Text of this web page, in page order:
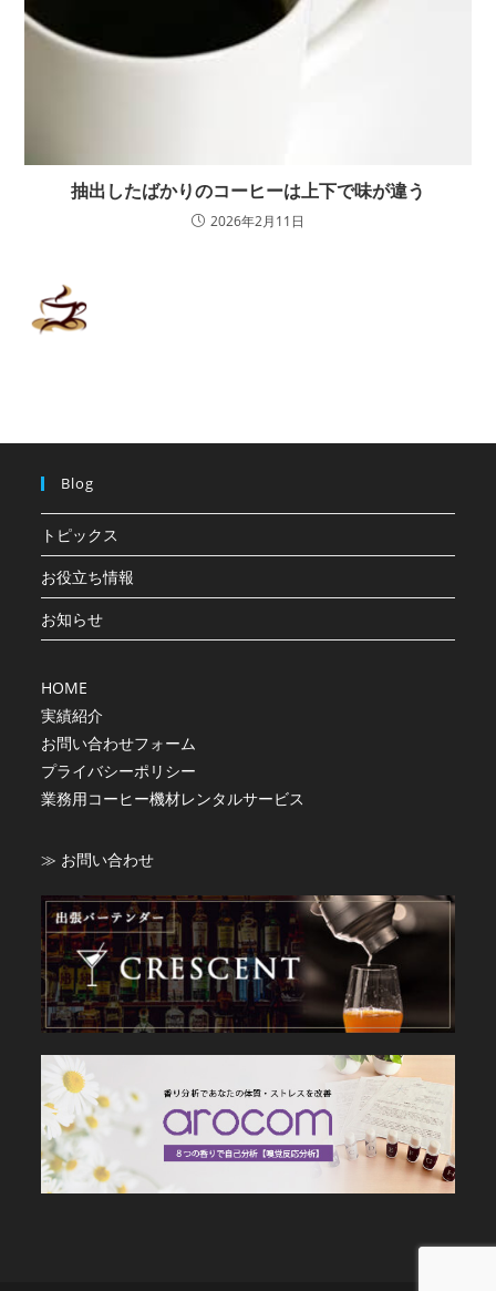
抽出したばかりのコーヒーは上下で味が違う
2026年2月11日
Blog
トピックス
お役立ち情報
お知らせ
HOME
実績紹介
お問い合わせフォーム
プライバシーポリシー
業務用コーヒー機材レンタルサービス
≫ お問い合わせ